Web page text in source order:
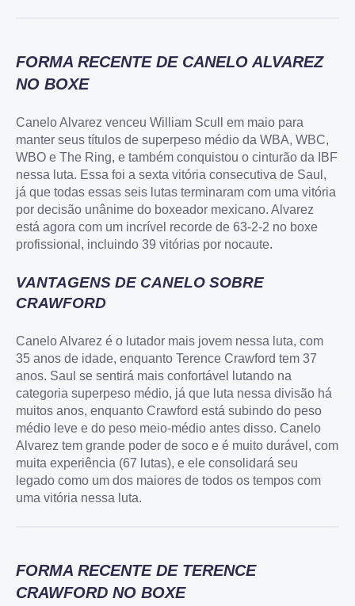
APOSTAR AGORA
Welcome Cashback
APOSTAR AGORA
4.3
125% ate $1250
APOSTAR AGORA
4.5
Welcome Cashback
FORMA RECENTE DE CANELO ALVAREZ
NO BOXE
Canelo Alvarez venceu William Scull em maio para
manter seus títulos de superpeso médio da WBA, WBC,
WBO e The Ring, e também conquistou o cinturão da IBF
nessa luta. Essa foi a sexta vitória consecutiva de Saul,
já que todas essas seis lutas terminaram com uma vitória
por decisão unânime do boxeador mexicano. Alvarez
está agora com um incrível recorde de 63-2-2 no boxe
profissional, incluindo 39 vitórias por nocaute.
VANTAGENS DE CANELO SOBRE
CRAWFORD
Canelo Alvarez é o lutador mais jovem nessa luta, com
35 anos de idade, enquanto Terence Crawford tem 37
anos. Saul se sentirá mais confortável lutando na
categoria superpeso médio, já que luta nessa divisão há
muitos anos, enquanto Crawford está subindo do peso
médio leve e do peso meio-médio antes disso. Canelo
Alvarez tem grande poder de soco e é muito durável, com
muita experiência (67 lutas), e ele consolidará seu
legado como um dos maiores de todos os tempos com
uma vitória nessa luta.
FORMA RECENTE DE TERENCE
CRAWFORD NO BOXE